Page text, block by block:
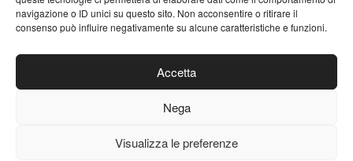
navigazione o ID unici su questo sito. Non acconsentire o ritirare il
consenso può influire negativamente su alcune caratteristiche e funzioni.
Accetta
Nega
Visualizza le preferenze
instagram
facebook